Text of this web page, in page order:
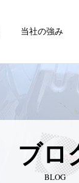
当社の強み
ブロ
BLOG